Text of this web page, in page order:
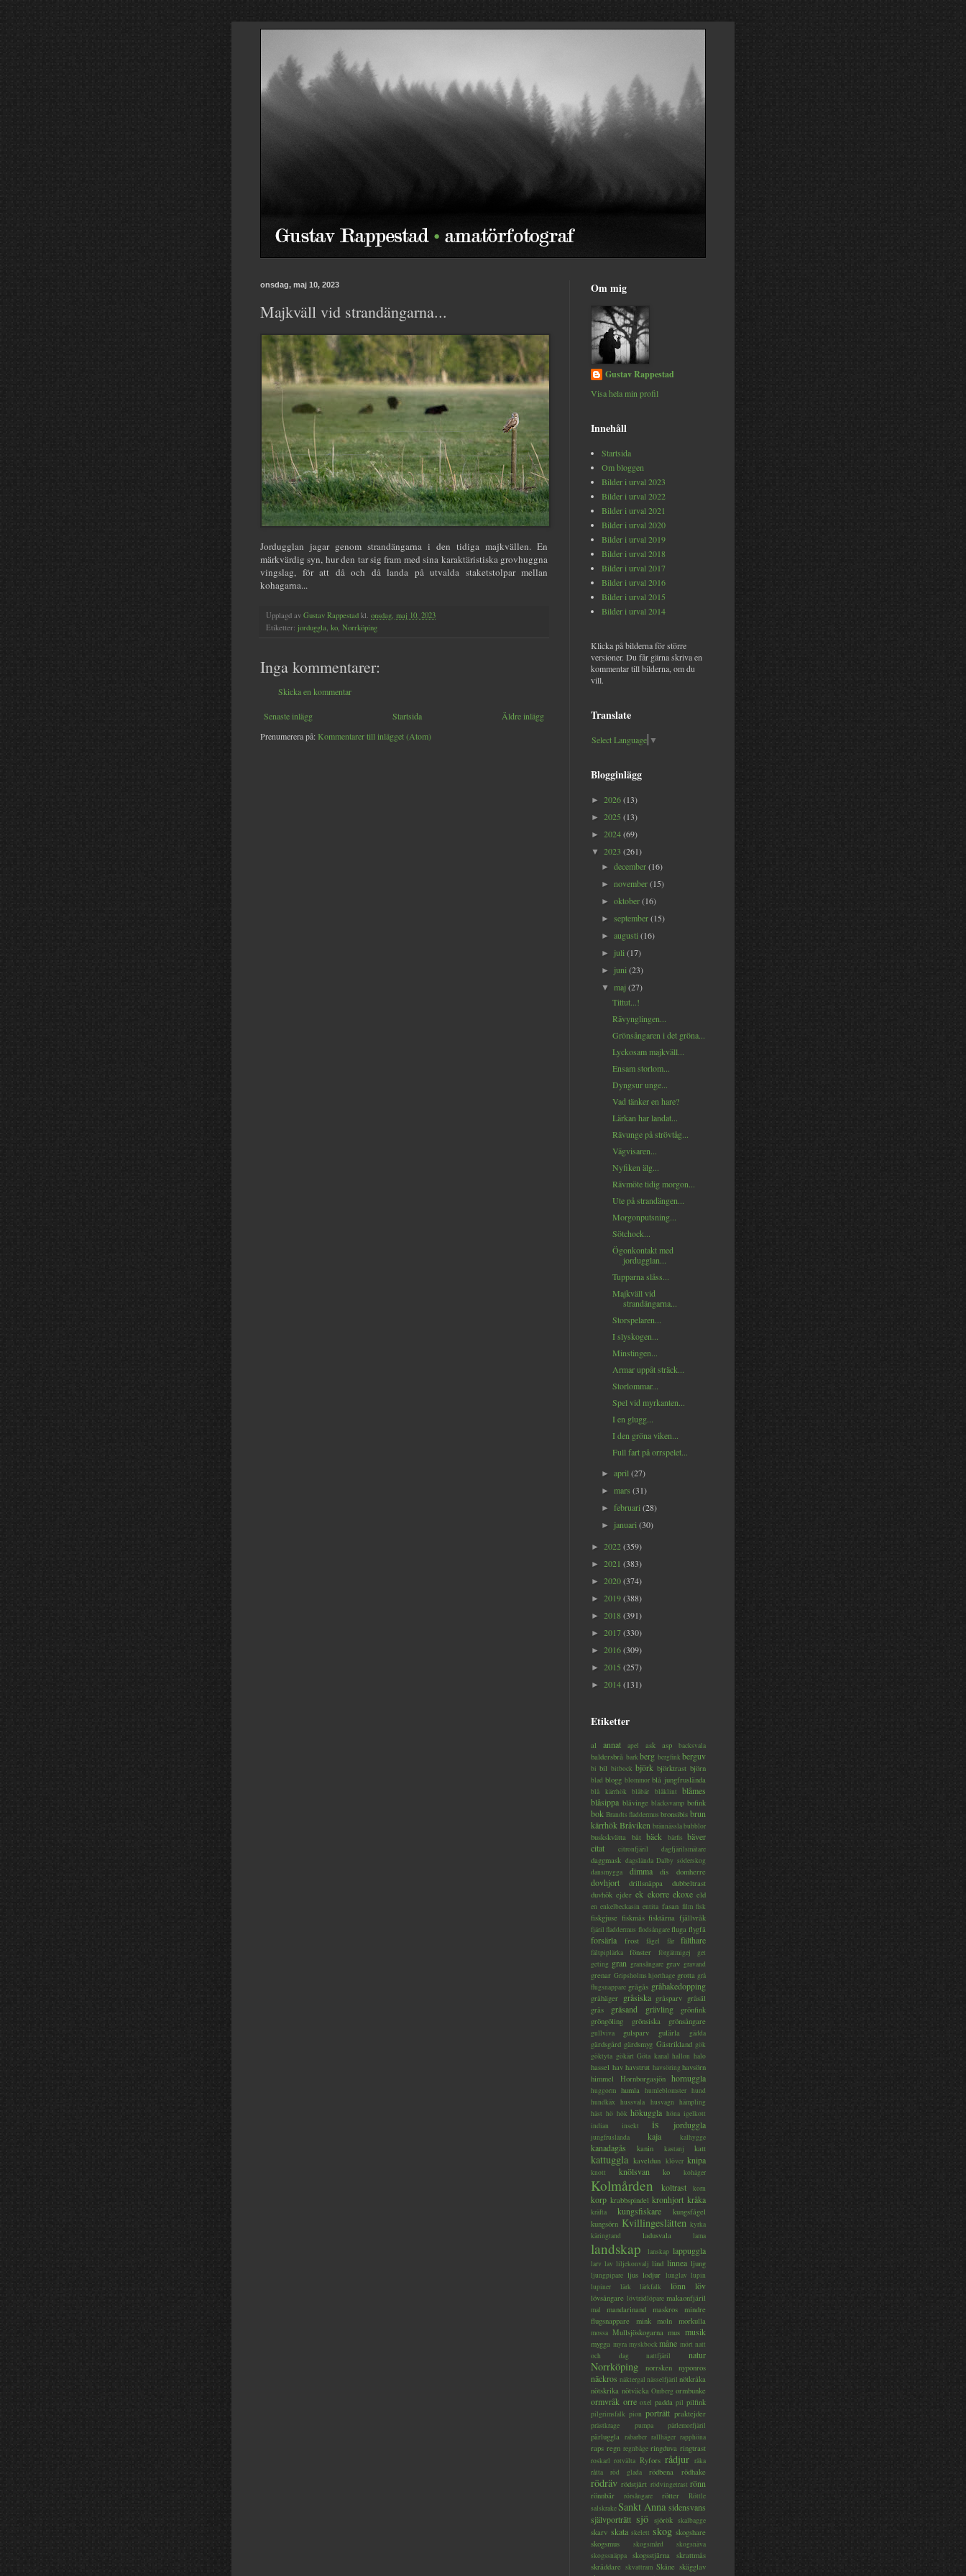
onsdag, maj 10, 2023
Majkväll vid strandängarna...
Jordugglan jagar genom strandängarna i den tidiga majkvällen. En
märkvärdig syn, hur den tar sig fram med sina karaktäristiska grovhuggna
vingslag, för att då och då landa på utvalda staketstolpar mellan
kohagarna...
Upplagd av Gustav Rappestad kl. onsdag, maj 10, 2023
Etiketter: jorduggla, ko, Norrköping
Inga kommentarer:
Skicka en kommentar
Senaste inlägg Äldre inlägg
Startsida
Prenumerera på: Kommentarer till inlägget (Atom)
Om mig
Gustav Rappestad
Visa hela min profil
Innehåll
Startsida
Om bloggen
Bilder i urval 2023
Bilder i urval 2022
Bilder i urval 2021
Bilder i urval 2020
Bilder i urval 2019
Bilder i urval 2018
Bilder i urval 2017
Bilder i urval 2016
Bilder i urval 2015
Bilder i urval 2014
Klicka på bilderna för större
versioner. Du får gärna skriva en
kommentar till bilderna, om du
vill.
Translate
Select Language ▼
Blogginlägg
► 2026(13)
► 2025 (13)
► 2024(69)
▼ 2023 (261)
►december(16)
►november(15)
►oktober(16)
►september(15)
►augusti(16)
► juli(17)
► juni(23)
▼maj(27)
Tittut...!
Rävynglingen...
Grönsångaren i det gröna...
Lyckosam majkväll...
Ensam storlom...
Dyngsur unge...
Vad tänker en hare?
Lärkan har landat...
Rävunge på strövtåg...
Vägvisaren...
Nyfiken älg...
Rävmöte tidig morgon...
Ute på strandängen...
Morgonputsning...
Sötchock...
Ögonkontakt med
jordugglan...
Tupparna slåss...
Majkväll vid
strandängarna...
Storspelaren...
I slyskogen...
Minstingen...
Armar uppåt sträck...
Storlommar...
Spel vid myrkanten...
I en glugg...
I den gröna viken...
Full fart på orrspelet...
►april(27)
►mars(31)
►februari(28)
► januari(30)
► 2022(359)
► 2021 (383)
► 2020(374)
► 2019(388)
► 2018 (391)
► 2017(330)
► 2016(309)
► 2015 (257)
► 2014(131)
Etiketter
al annat apel ask asp backsvala
baldersbrå barkberg bergfinkberguv
bi bil bitbock björk björktrast björn
blad blogg blommor blå jungfruslända
blå kärrhök blåbär blåklint
blåmes
blåsippa blåvinge bläcksvamp bofink
bok Brandts fladdermus bronsibis brun
kärrhökBråviken brännässlabubblor
buskskvätta båt bäck bärfis bäver
citat
citronfjäril dagfjärilsmätare
daggmask dagslända Dalby söderskog
dansmygga
dimma dis domherre
dovhjort drillsnäppa
dubbeltrast
duvhök ejder ek ekorre ekoxe eld
en enkelbeckasin entita fasan film fisk
fiskgjuse fiskmås fisktärna fjällvråk
fjäril fladdermus flodsångarefluga flygfä
forsärla frost fågel får fälthare
fältpiplärka fönster förgätmigej
get
geting gran gransångare grav gravand
grenar Gripsholms hjorthage grotta grå
flugsnappare grågås gråhakedopping
gråhäger gråsiska gråsparv gråsäl
gräs
gräsand grävling
grönfink
gröngöling
grönsiska grönsångare
gullviva gulsparv gulärla gädda
gärdsgård gärdsmyg Gästrikland gök
göktyta gökärt Göta kanal hallon halo
hassel hav havstrut havsöring havsörn
himmel
Hornborgasjön hornuggla
huggorm humla humleblomster hund
hundkäx
hussvala husvagn
hämpling
häst hö hök hökuggla höna igelkott
indian
insekt is jorduggla
jungfruslända kaja kalhygge
kanadagås kanin kastanj katt
kattuggla kaveldun klöver knipa
knott knölsvan ko kohäger
Kolmården koltrast korn
korp krabbspindel kronhjort kråka
kräfta kungsfiskare
kungsfågel
kungsörn Kvillingeslätten kyrka
käringtand
ladusvala lama
landskap lanskap lappuggla
larv lav liljekonvalj lind linnea ljung
ljungpipare ljus lodjur lunglav lupin
lupiner
lärk lärkfalk lönn löv
lövsångare lövträdlöpare makaonfjäril
mal mandarinand maskros
mindre
flugsnappare
mink moln morkulla
mossa Mullsjöskogarna mus musik
mygga myra myskbock måne mört natt
och dag
nattfjäril natur
Norrköping norrsken nyponros
näckros näktergal nässelfjäril nötkråka
nötskrika nötväcka Omberg ormbunke
ormvråk orre oxel padda pil pilfink
pilgrimsfalk pion porträtt praktejder
prästkrage pumpa pärlemorfjäril
pärluggla rabarber rallhäger rapphöna
raps regn regnbåge ringduva ringtrast
roskarl rotvälta Ryfors rådjur råka
råtta
röd glada rödbena rödhake
rödräv rödstjärt rödvingetrast rönn
rönnbär rörsångare rötter
Röttle
salskrakeSankt Anna sidensvans
självporträtt sjö sjörök skalbagge
skarv skata skelett skog skogshare
skogsmus
skogsmård
skogsnäva
skogssnäppa
skogsstjärna
skrattmås
skräddare skvattram Skåne skägglav